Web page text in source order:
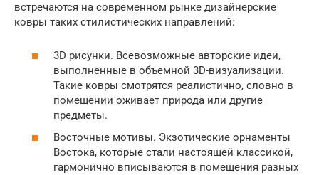
встречаются на современном рынке дизайнерские
ковры таких стилистических направлений:
3D рисунки. Всевозможные авторские идеи,
выполненные в объемной 3D-визуализации.
Такие ковры смотрятся реалистично, словно в
помещении оживает природа или другие
предметы.
Восточные мотивы. Экзотические орнаменты
Востока, которые стали настоящей классикой,
гармонично вписываются в помещения разных